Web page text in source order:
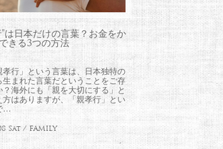
”は日本だけの言葉？お金をか
きる3つの方法
孝行」という言葉は、日本独特の
生まれた言葉だということをご存
？海外にも「親を大切にする」と
方はありますが、「親孝行」とい
…
Sat / FAMILY